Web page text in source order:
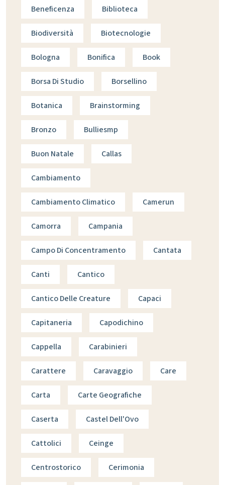
Beneficenza Biblioteca
Biodiversità Biotecnologie
Bologna Bonifica Book
Borsa Di Studio Borsellino
Botanica Brainstorming
Bronzo Bulliesmp
Buon Natale Callas
Cambiamento
Cambiamento Climatico Camerun
Camorra Campania
Campo Di Concentramento Cantata
Canti Cantico
Cantico Delle Creature Capaci
Capitaneria Capodichino
Cappella Carabinieri
Carattere Caravaggio Care
Carta Carte Geografiche
Caserta Castel Dell'Ovo
Cattolici Ceinge
Centrostorico Cerimonia